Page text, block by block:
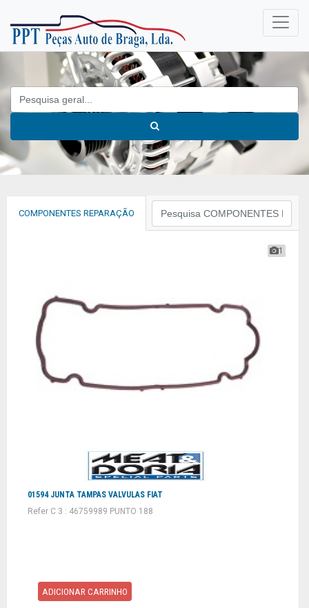
COMPONENTES REPARAÇÃO
1
01594 JUNTA TAMPAS VALVULAS FIAT
Refer C 3 : 46759989 PUNTO 188
ADICIONAR CARRINHO